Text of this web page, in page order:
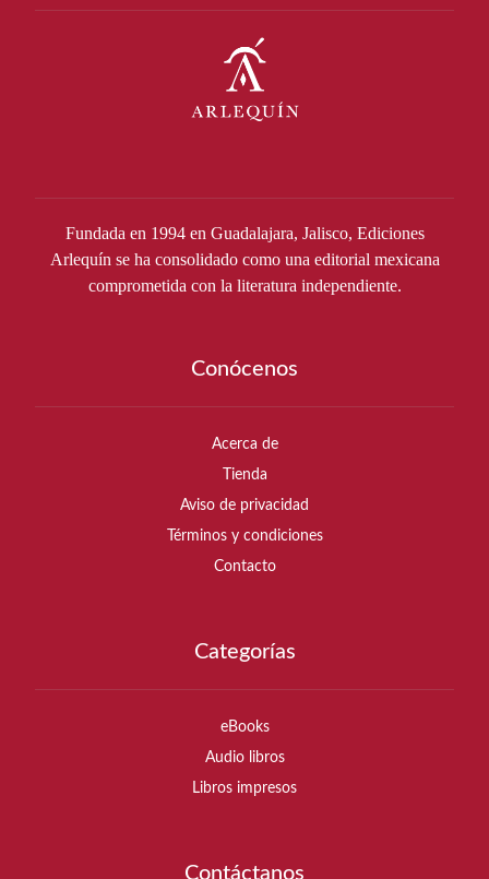
Fundada en 1994 en Guadalajara, Jalisco, Ediciones
Arlequín se ha consolidado como una editorial mexicana
comprometida con la literatura independiente.
Conócenos
Acerca de
Tienda
Aviso de privacidad
Términos y condiciones
Contacto
Categorías
eBooks
Audio libros
Libros impresos
Contáctanos